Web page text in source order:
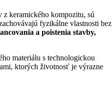
z keramického kompozitu, sú
fyzikálne vlastnosti bez
a poistenia stavby,
materiálu s technologickou
ktorých životnosť je výrazne